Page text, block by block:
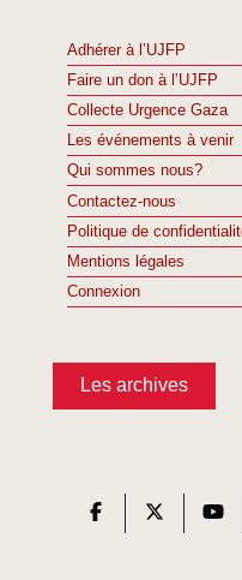
Adhérer à l’UJFP
Faire un don à l’UJFP
Collecte Urgence Gaza
Les événements à venir
Qui sommes nous?
Contactez-nous
Politique de
Mentions légales
Connexion
Les archives